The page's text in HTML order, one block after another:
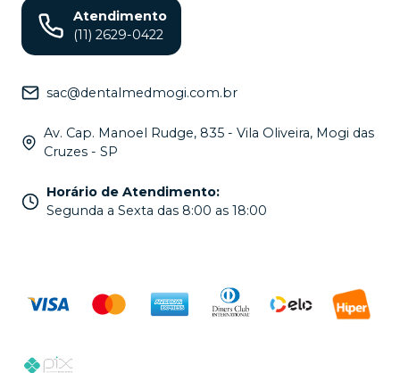
Atendimento
(11) 2629-0422
sac@dentalmedmogi.com.br
Av. Cap. Manoel Rudge, 835 - Vila Oliveira, Mogi das
Cruzes - SP
Horário de Atendimento:
Segunda a Sexta das 8:00 as 18:00